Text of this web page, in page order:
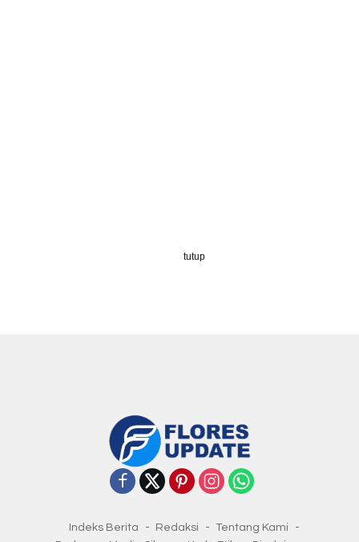
Indeks Berita Redaksi
Tentang Kami
tutup